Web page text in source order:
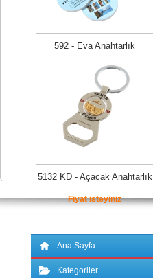
592 - Eva Anahtarlık
Fiyat isteyiniz
5132 KD - Açacak Anahtarlık
Fiyat isteyiniz
Ana Sayfa
Kategoriler